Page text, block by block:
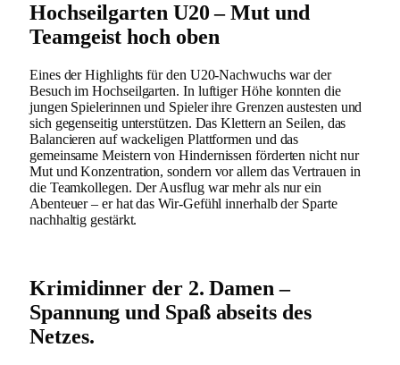
Hochseilgarten U20 – Mut und
Teamgeist hoch oben
Eines der Highlights für den U20-Nachwuchs war der
Besuch im Hochseilgarten. In luftiger Höhe konnten die
jungen Spielerinnen und Spieler ihre Grenzen austesten und
sich gegenseitig unterstützen. Das Klettern an Seilen, das
Balancieren auf wackeligen Plattformen und das
gemeinsame Meistern von Hindernissen förderten nicht nur
Mut und Konzentration, sondern vor allem das Vertrauen in
die Teamkollegen. Der Ausflug war mehr als nur ein
Abenteuer – er hat das Wir-Gefühl innerhalb der Sparte
nachhaltig gestärkt.
Krimidinner der 2. Damen –
Spannung und Spaß abseits des
Netzes.